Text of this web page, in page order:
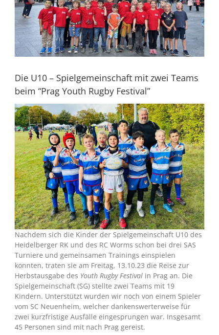
Die U10 – Spielgemeinschaft mit zwei Teams
beim “Prag Youth Rugby Festival”
Nachdem sich die Kinder der Spielgemeinschaft U10 des
Heidelberger RK und des RC Worms schon bei drei SAS
Turniere und gemeinsamen Trainings einspielen
konnten, traten sie am Freitag, 13.10.23 die Reise zur
Herbstausgabe des Youth Rugby Festival in Prag an. Die
Spielgemeinschaft (SG) stellte zwei Teams mit 19
Kindern. Unterstützt wurden wir noch von einem Spieler
vom SC Neuenheim, welcher dankenswerterweise für
zwei kurzfristige Ausfälle eingesprungen war. Insgesamt
45 Personen sind mit nach Prag gereist.